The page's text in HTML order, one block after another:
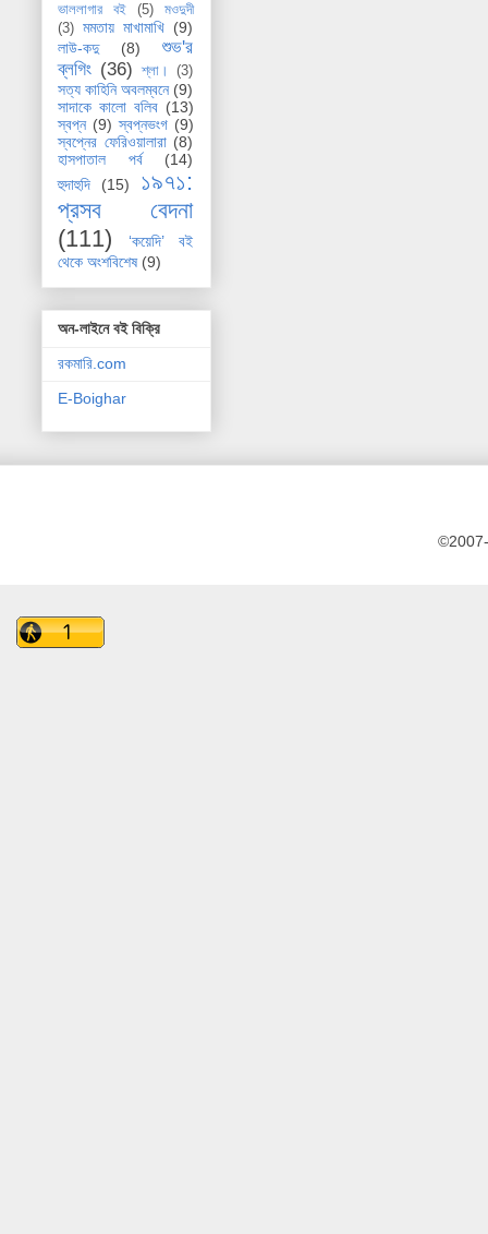
ভাললাগার বই (5)
মওদুদী
(3)
মমতায় মাখামাখি (9)
লাউ-কদু
(8)
শুভ'র
ব্লগিং (36) শ্লা। (3)
সত্য কাহিনি অবলম্বনে (9)
সাদাকে কালো বলিব (13)
স্বপ্ন (9) স্বপ্নভংগ (9)
স্বপ্নের ফেরিওয়ালারা (8)
হাসপাতাল পর্ব
(14)
হুদাহুদি
(15)
১৯৭১:
প্রসব বেদনা
(111)
‘কয়েদি’ বই
থেকে অংশবিশেষ (9)
অন-লাইনে বই বিক্রি
রকমারি.com
E-Boighar